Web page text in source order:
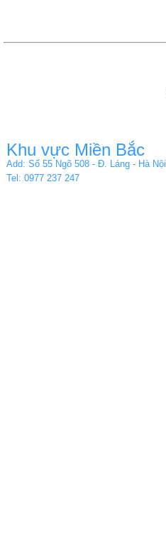
Khu vực Miền Bắc
Add: Số 55 Ngõ 508 - Đ. Láng - Hà Nội
Tel: 0977 237 247